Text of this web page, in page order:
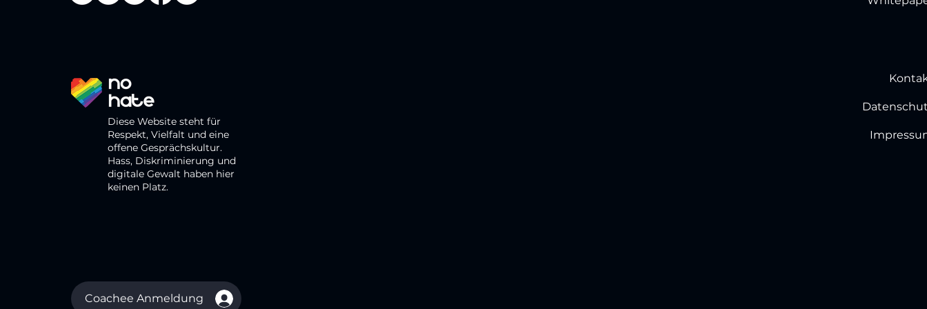
Diese Website steht für
Respekt, Vielfalt und eine
offene Gesprächskultur.
Hass, Diskriminierung und
digitale Gewalt haben hier
keinen Platz.
Coachee Anmeldung